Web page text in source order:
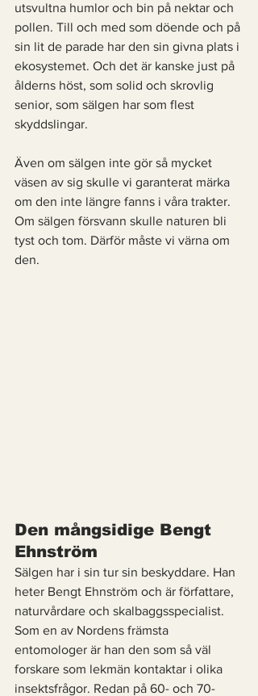
utsvultna humlor och bin på nektar och
pollen. Till och med som döende och på
sin lit de parade har den sin givna plats i
ekosystemet. Och det är kanske just på
ålderns höst, som solid och skrovlig
senior, som sälgen har som flest
skyddslingar.
Även om sälgen inte gör så mycket
väsen av sig skulle vi garanterat märka
om den inte längre fanns i våra trakter.
Om sälgen försvann skulle naturen bli
tyst och tom. Därför måste vi värna om
den.
Den mångsidige Bengt
Ehnström
Sälgen har i sin tur sin beskyddare. Han
heter Bengt Ehnström och är författare,
naturvårdare och skalbaggsspecialist.
Som en av Nordens främsta
entomologer är han den som så väl
forskare som lekmän kontaktar i olika
insektsfrågor. Redan på 60- och 70-